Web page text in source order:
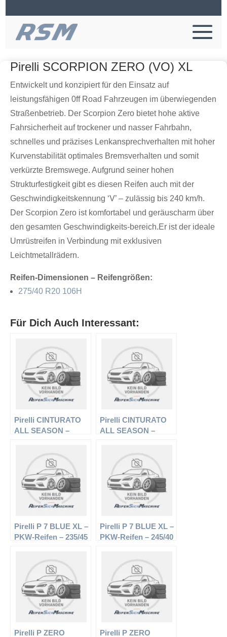
Pirelli SCORPION ZERO (VO) XL
Entwickelt und konzipiert für den Einsatz auf
leistungsfähigen 0ff Road Fahrzeugen im überwiegenden
Straßenbetrieb. Der Scorpion Zero bietet hohe aktive
Fahrsicherheit auf trockener und nasser Fahrbahn,
schnelles und präzises Lenkansprechverhalten mit hoher
Kurvenstabilität optimales Bremsverhalten und somit
verkürzte Bremswege. Aufgrund seiner hohen
Strukturfestigkeit gibt es diesen Reifen auch mit der
Geschwindigkeitskennung ‘V’ – zulässig bis 240 km/h.
Der Scorpion Zero ist komfortabel und geräuscharm über
den gesamten Geschwindigkeits-bereich.Er ist der ideale
Umrüstreifen in Verbindung mit exklusiven
Leichtmetallrädern.
Reifen-Dimensionen – Reifengrößen:
275/40 R20 106H
Für Dich Auch Interessant:
Pirelli CINTURATO
ALL SEASON –
Ganzjahresreifen
Pirelli CINTURATO
ALL SEASON –
Ganzjahresreifen
Pirelli P 7 BLUE XL –
PKW-Reifen – 235/45
Pirelli P 7 BLUE XL –
PKW-Reifen – 245/40
Pirelli P ZERO
Pirelli P ZERO